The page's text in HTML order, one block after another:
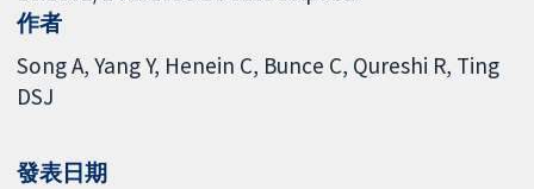
作者
Song A Yang Y Henein C Bunce C Qureshi R Ting
DSJ
發表日期